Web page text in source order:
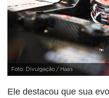
Foto: Divulgação / Haas
Ele destacou que sua